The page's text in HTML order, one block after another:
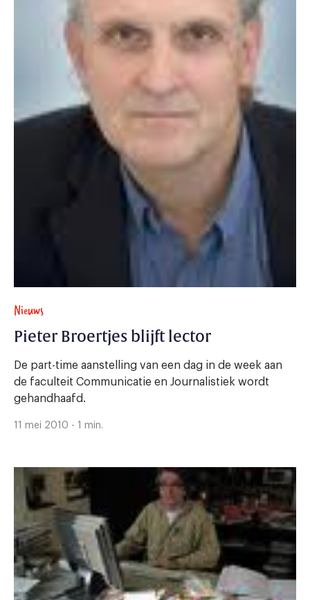
Nieuws
Pieter Broertjes blijft lector
De part-time aanstelling van een dag in de week aan
de faculteit Communicatie en Journalistiek wordt
gehandhaafd.
11 mei 2010 - 1 min.